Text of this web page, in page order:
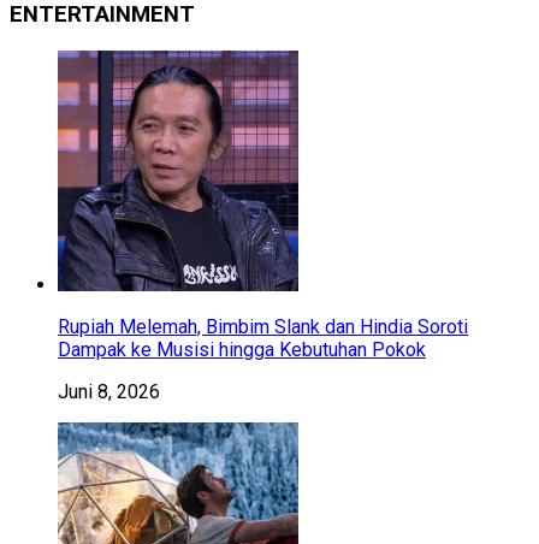
ENTERTAINMENT
Rupiah Melemah, Bimbim Slank dan Hindia Soroti
Dampak ke Musisi hingga Kebutuhan Pokok
Juni 8, 2026